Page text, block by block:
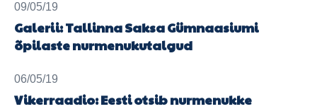
09/05/19
Galerii: Tallinna Saksa Gümnaasiumi
õpilaste nurmenukutalgud
06/05/19
Vikerraadio: Eesti otsib nurmenukke